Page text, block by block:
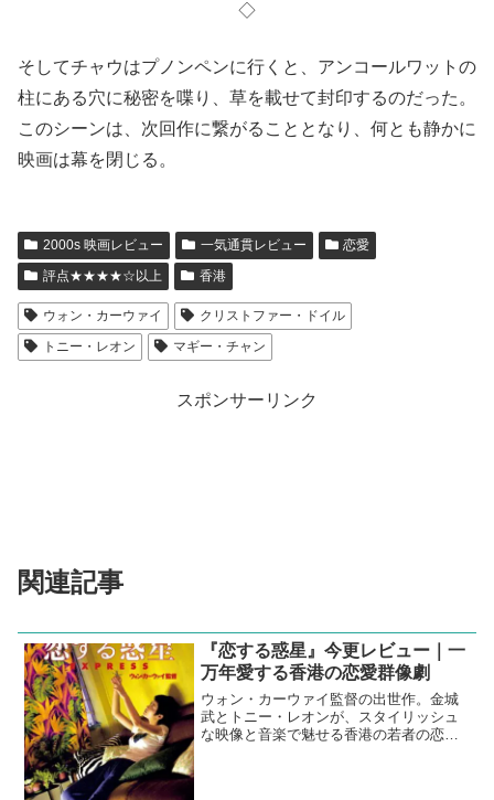
◇
そしてチャウはプノンペンに行くと、アンコールワットの
柱にある穴に秘密を喋り、草を載せて封印するのだった。
このシーンは、次回作に繋がることとなり、何とも静かに
映画は幕を閉じる。
2000s 映画レビュー 一気通貫レビュー
恋愛
評点★★★★☆以上
香港
ウォン・カーウァイ
クリストファー・ドイル
トニー・レオン
マギー・チャン
スポンサーリンク
関連記事
『恋する惑星』今更レビュー｜一
万年愛する香港の恋愛群像劇
ウォン・カーウァイ監督の出世作。金城
武とトニー・レオンが、スタイリッシュ
な映像と音楽で魅せる香港の若者の恋愛